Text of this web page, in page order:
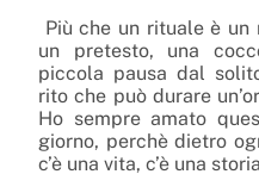
Più che un rituale è un
un pretesto, una
piccola pausa dal
rito che può durare
Ho sempre amato
giorno, perchè dietro
c’è una vita, c’è una